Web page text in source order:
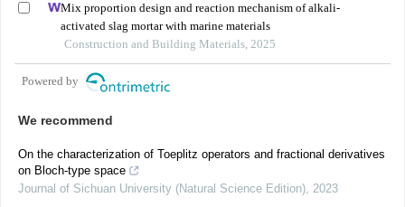
Mix proportion design and reaction mechanism of alkali-
activated slag mortar with marine materials
Construction and Building Materials, 2025
Powered by
We recommend
On the characterization of Toeplitz operators and fractional derivatives
on Bloch-type space
Journal of Sichuan University (Natural Science Edition) 2023